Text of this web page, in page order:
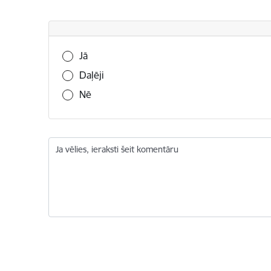
Vai šī informācija bija noderīga?
Jā
Daļēji
Nē
Ja vēlies, ieraksti šeit komentāru